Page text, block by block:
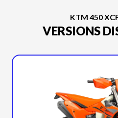
KTM 450
VERSIONS